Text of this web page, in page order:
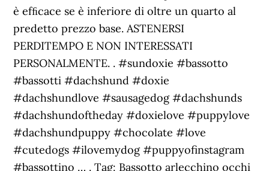
è efﬁcace se è inferiore di oltre un quarto al
predetto prezzo base. ASTENERSI
PERDITEMPO E NON INTERESSATI
PERSONALMENTE. . #sundoxie #bassotto
#bassotti #dachshund #doxie
#dachshundlove #sausagedog #dachshunds
#dachshundoftheday #doxielove #puppylove
#dachshundpuppy #chocolate #love
#cutedogs #ilovemydog #puppyofinstagram
#bassottino … . Tag: Bassotto arlecchino occhi